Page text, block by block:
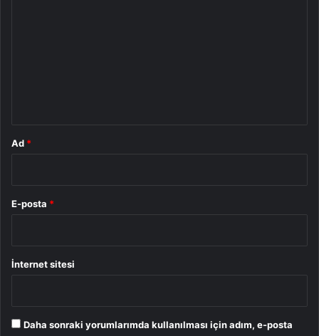
Ad *
E-posta *
İnternet sitesi
Daha sonraki yorumlarımda kullanılması için adım, e-posta